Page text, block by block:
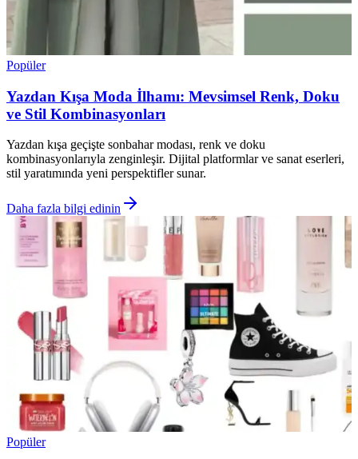
Popüler
Yazdan Kışa Moda İlhamı: Mevsimsel Renk, Doku
ve Stil Kombinasyonları
Yazdan kışa geçişte sonbahar modası, renk ve doku
kombinasyonlarıyla zenginleşir. Dijital platformlar ve sanat eserleri,
stil yaratımında yeni perspektifler sunar.
Daha fazla bilgi edinin
Popüler